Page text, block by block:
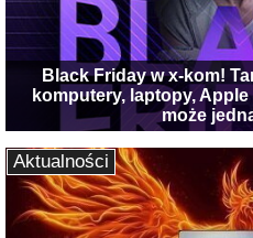
Black Friday w x-kom!
komputery, laptopy,
może
Aktualności